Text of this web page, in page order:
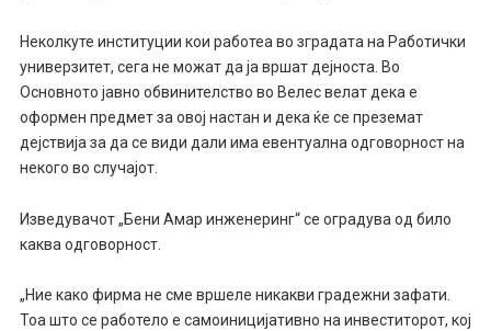
Неколкуте институции кои работеа во зградата на Работички
универзитет, сега не можат да ја вршат дејноста. Во
Основното јавно обвинителство во Велес велат дека е
оформен предмет за овој настан и дека ќе се преземат
дејствија за да се види дали има евентуална одговорност на
некого во случајот.
Изведувачот „Бени Амар инженеринг“ се оградува од било
каква одговорност.
„Ние како фирма не сме вршеле никакви градежни зафати.
Тоа што се работело е самоиницијативно на инвеститорот, кој